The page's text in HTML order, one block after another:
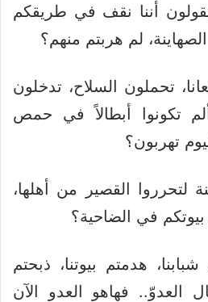
أننا نقف في طريقكم
لم هربتم منهم؟
تحملون السلاح، تدخلون
تكونوا أبطالاً في حمص
تهربون؟
القصير من أهلها،
بيوتكم في الضاحية؟
شبابنا، هدمتم بيوتنا، ذبحتم
العدوّ.. فهاهو العدو الآن